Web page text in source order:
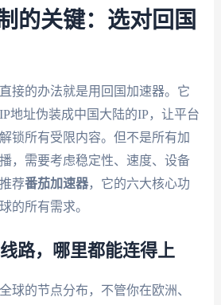
的关键：选对回国
接的办法就是用回国加速器。它
地址伪装成中国大陆的IP，让平台
锁所有受限内容。但不是所有加
，需要考虑稳定性、速度、设备
荐番茄加速器，它的六大核心功
的所有需求。
路，哪里都能连得上
球的节点分布，不管你在欧洲、